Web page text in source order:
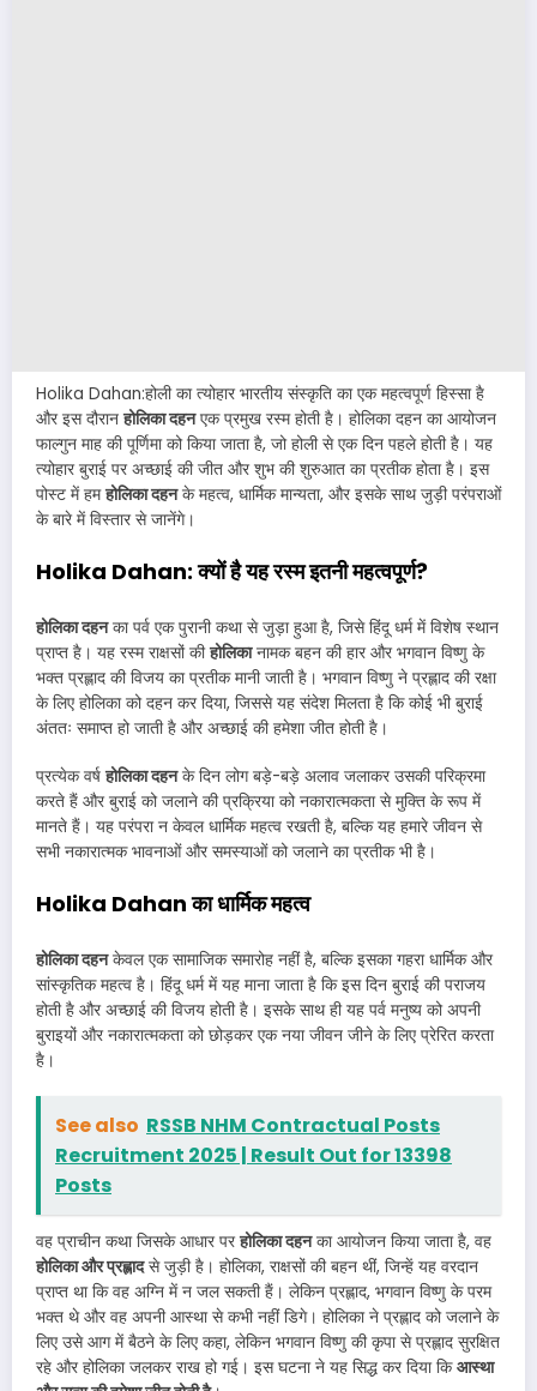
Holika Dahan:होली का त्योहार भारतीय संस्कृति का एक महत्वपूर्ण हिस्सा है
और इस दौरानहोलिका दहनएक प्रमुख रस्म होती है। होलिका दहन का आयोजन
फाल्गुन माह की पूर्णिमा को किया जाता है, जो होली से एक दिन पहले होती है। यह
त्योहार बुराई पर अच्छाई की जीत और शुभ की शुरुआत का प्रतीक होता है। इस
पोस्ट में हमहोलिका दहनके महत्व, धार्मिक मान्यता, और इसके साथ जुड़ी परंपराओं
के बारे में विस्तार से जानेंगे।
Holika Dahan: क्यों है यह रस्म इतनी महत्वपूर्ण?
होलिका दहनका पर्व एक पुरानी कथा से जुड़ा हुआ है, जिसे हिंदू धर्म में विशेष स्थान
प्राप्त है। यह रस्म राक्षसों कीहोलिकानामक बहन की हार और भगवान विष्णु के
भक्त प्रह्लाद की विजय का प्रतीक मानी जाती है। भगवान विष्णु ने प्रह्लाद की रक्षा
के लिए होलिका को दहन कर दिया, जिससे यह संदेश मिलता है कि कोई भी बुराई
अंततः समाप्त हो जाती है और अच्छाई की हमेशा जीत होती है।
प्रत्येक वर्षहोलिका दहनके दिन लोग बड़े-बड़े अलाव जलाकर उसकी परिक्रमा
करते हैं और बुराई को जलाने की प्रक्रिया को नकारात्मकता से मुक्ति के रूप में
मानते हैं। यह परंपरा न केवल धार्मिक महत्व रखती है, बल्कि यह हमारे जीवन से
सभी नकारात्मक भावनाओं और समस्याओं को जलाने का प्रतीक भी है।
Holika Dahan का धार्मिक महत्व
होलिका दहनकेवल एक सामाजिक समारोह नहीं है, बल्कि इसका गहरा धार्मिक और
सांस्कृतिक महत्व है। हिंदू धर्म में यह माना जाता है कि इस दिन बुराई की पराजय
होती है और अच्छाई की विजय होती है। इसके साथ ही यह पर्व मनुष्य को अपनी
बुराइयों और नकारात्मकता को छोड़कर एक नया जीवन जीने के लिए प्रेरित करता
है।
See also RSSB NHM Contractual Posts
Recruitment 2025 | Result Out for 13398
Posts
वह प्राचीन कथा जिसके आधार परहोलिका दहनका आयोजन किया जाता है, वह
होलिका और प्रह्लादसे जुड़ी है। होलिका, राक्षसों की बहन थीं, जिन्हें यह वरदान
प्राप्त था कि वह अग्नि में न जल सकती हैं। लेकिन प्रह्लाद, भगवान विष्णु के परम
भक्त थे और वह अपनी आस्था से कभी नहीं डिगे। होलिका ने प्रह्लाद को जलाने के
लिए उसे आग में बैठने के लिए कहा, लेकिन भगवान विष्णु की कृपा से प्रह्लाद सुरक्षित
रहे और होलिका जलकर राख हो गई। इस घटना ने यह सिद्ध कर दिया किआस्था